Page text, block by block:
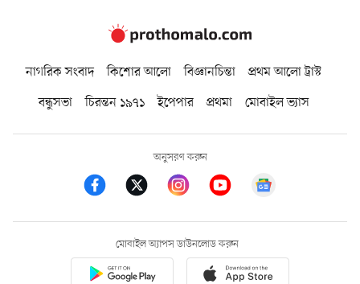
নাগরিক সংবাদ কিশোর আলো বিজ্ঞানচিন্তা
প্রথম আলো ট্রাস্ট
বন্ধুসভা
চিরন্তন ১৯৭১ ইপেপার প্রথমা মোবাইল ভ্যাস
অনুসরণ করুন
মোবাইল অ্যাপস ডাউনলোড করুন